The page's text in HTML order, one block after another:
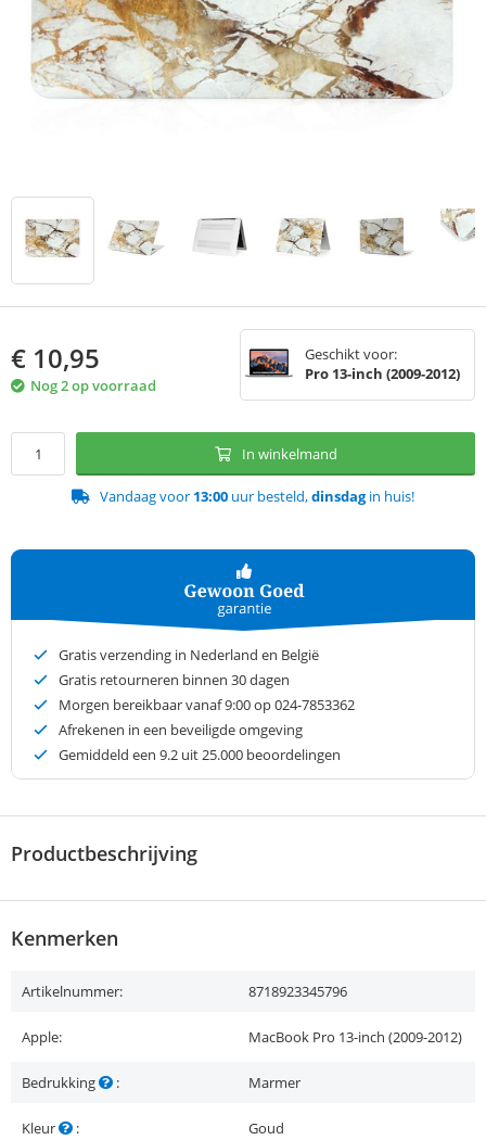
€ 10,95
Nog 2 op voorraad
Geschikt voor:
Pro 13-inch (2009-2012)
In winkelmand
Vandaag voor 13:00 uur besteld,dinsdagin huis!
Gratis verzending in Nederland en België
Gratis retourneren binnen 30 dagen
Morgen bereikbaar vanaf 9:00 op 024-7853362
Afrekenen in een beveiligde omgeving
Gemiddeld een 9.2 uit 25.000 beoordelingen
Productbeschrijving
Kenmerken
Artikelnummer: 8718923345796
Apple: MacBook Pro 13-inch (2009-2012)
Bedrukking : Marmer
Kleur : Goud